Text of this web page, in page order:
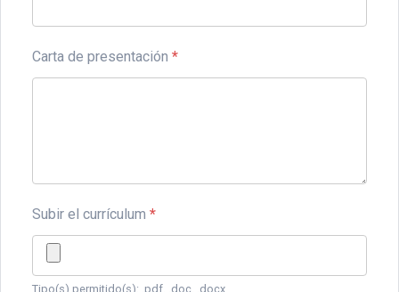
Carta de presentación *
Subir el currículum *
Tipo(s) permitido(s): .pdf, .doc, .docx